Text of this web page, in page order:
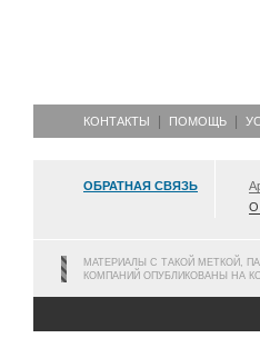
КОНТАКТЫ ПОМОЩЬ
ОБРАТНАЯ СВЯЗЬ
О
МАТЕРИАЛЫ С ТАКОЙ МЕТКОЙ,
КОМПАНИЙ ОПУБЛИКОВАНЫ НА